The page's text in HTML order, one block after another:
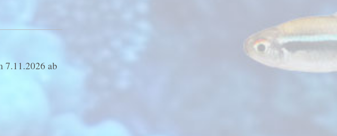
7.11.2026 ab